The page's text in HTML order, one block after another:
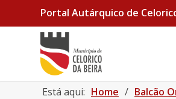
Portal Autárquico de
Está aqui: Home / Balcão